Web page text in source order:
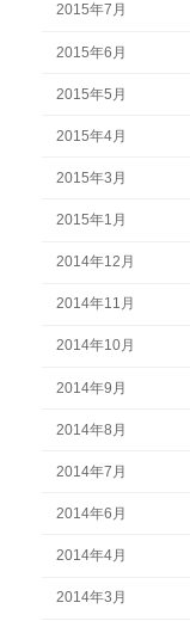
2015年7月
2015年6月
2015年5月
2015年4月
2015年3月
2015年1月
2014年12月
2014年11月
2014年10月
2014年9月
2014年8月
2014年7月
2014年6月
2014年4月
2014年3月